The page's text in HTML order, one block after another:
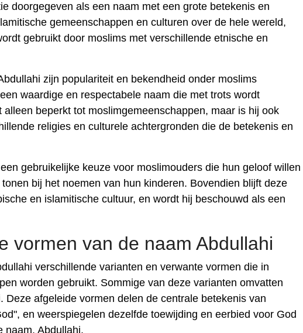
doorgegeven als een naam met een grote betekenis en
gemeenschappen en culturen over de hele wereld,
gebruikt door moslims met verschillende etnische en
zijn populariteit en bekendheid onder moslims
waardige en respectabele naam die met trots wordt
beperkt tot moslimgemeenschappen, maar is hij ook
religies en culturele achtergronden die de betekenis en
gebruikelijke keuze voor moslimouders die hun geloof willen
bij het noemen van hun kinderen. Bovendien blijft deze
en islamitische cultuur, en wordt hij beschouwd als een
vormen van de naam Abdullahi
verschillende varianten en verwante vormen die in
worden gebruikt. Sommige van deze varianten omvatten
Deze afgeleide vormen delen de centrale betekenis van
en weerspiegelen dezelfde toewijding en eerbied voor God
naam, Abdullahi.